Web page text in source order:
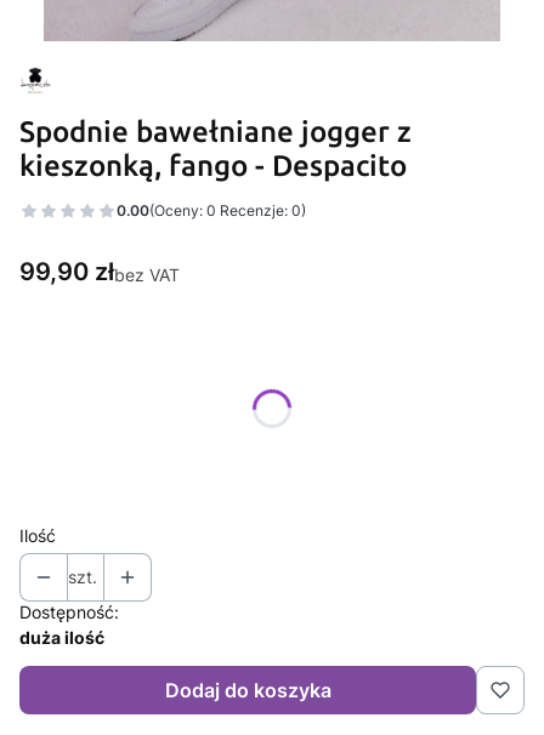
Spodnie bawełniane jogger z
kieszonką, fango - Despacito
0.00(Oceny: 0 Recenzje: 0)
Cena
99,90 złbez VAT
Ilość
szt.
Dostępność:
duża ilość
Dodaj do koszyka